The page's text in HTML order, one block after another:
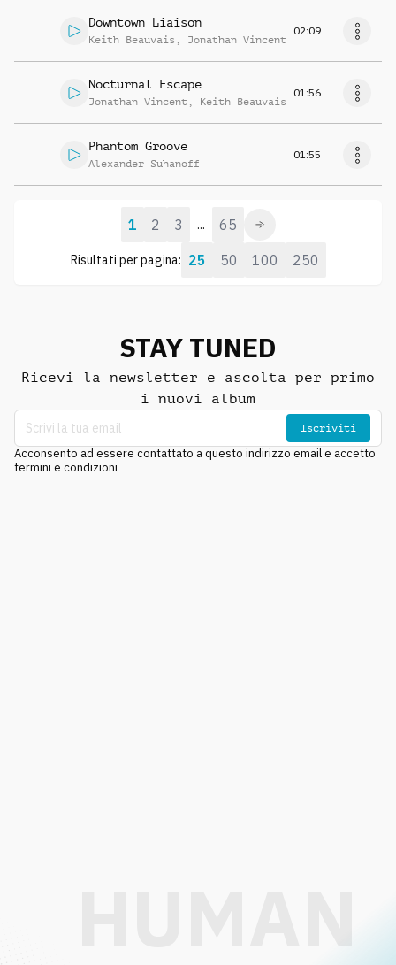
Downtown Liaison
Keith Beauvais , Jonathan Vincent
02:09
Nocturnal Escape
Jonathan Vincent , Keith Beauvais
01:56
Phantom Groove
Alexander Suhanoff
01:55
Risultati per pagina: 25 50 100 250
1 2 3 ... 65
STAY TUNED
Ricevi la newsletter e ascolta per primo
i nuovi album
Iscriviti
Acconsento ad essere contattato a questo indirizzo email e accetto
termini e condizioni